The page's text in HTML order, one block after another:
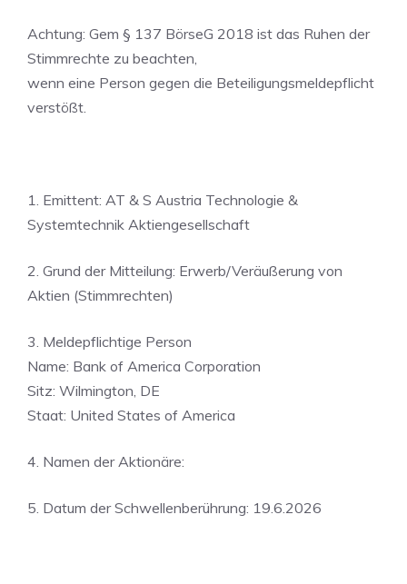
Achtung: Gem § 137 BörseG 2018 ist das Ruhen der
Stimmrechte zu beachten,
wenn eine Person gegen die Beteiligungsmeldepflicht
verstößt.
1. Emittent: AT & S Austria Technologie &
Systemtechnik Aktiengesellschaft
2. Grund der Mitteilung: Erwerb/Veräußerung von
Aktien (Stimmrechten)
3. Meldepflichtige Person
Name: Bank of America Corporation
Sitz: Wilmington, DE
Staat: United States of America
4. Namen der Aktionäre:
5. Datum der Schwellenberührung: 19.6.2026